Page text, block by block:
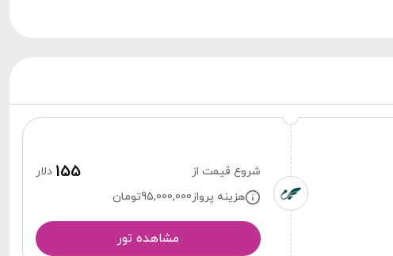
شروع قیمت از 155 دلار
هزینه پرواز95,000,000تومان
مشاهده تور